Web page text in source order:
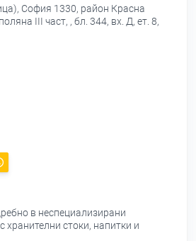
София 1330, район Красна
ІІІ част, , бл. 344, вх. Д, ет. 8,
в неспециализирани
хранителни стоки, напитки и